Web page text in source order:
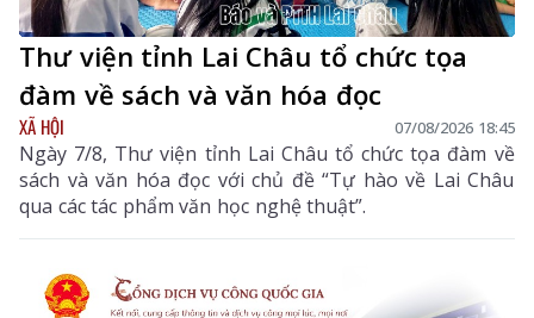
Thư viện tỉnh Lai Châu tổ chức tọa
đàm về sách và văn hóa đọc
XÃ HỘI 07/08/2026 18:45
Ngày 7/8, Thư viện tỉnh Lai Châu tổ chức tọa đàm về
sách và văn hóa đọc với chủ đề “Tự hào về Lai Châu
qua các tác phẩm văn học nghệ thuật”.